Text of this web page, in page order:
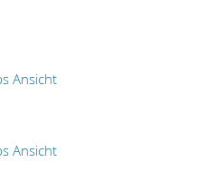
Ansicht
Ansicht